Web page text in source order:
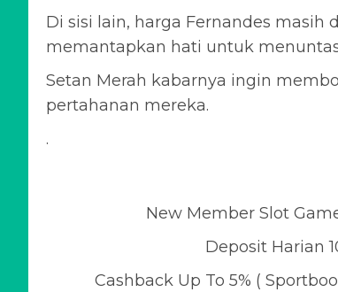
Di sisi lain, harga Fernandes masih
memantapkan hati untuk
Setan Merah kabarnya ingin
pertahanan mereka.
.
New Member Slot
Deposit Harian
Cashback Up To 5% (